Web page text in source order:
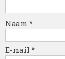
Naam*
E-mail*